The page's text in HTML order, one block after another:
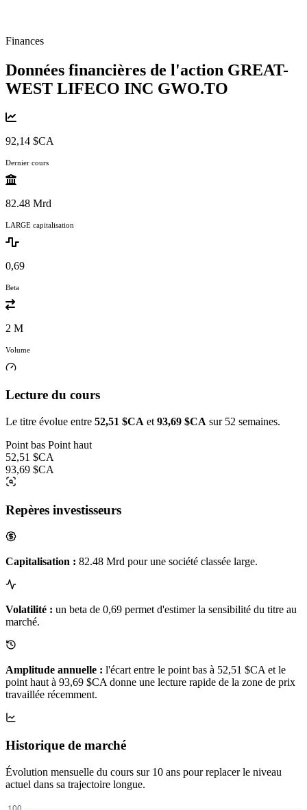
Finances
Données financières de l'action GREAT-
WEST LIFECO INC GWO.TO
92,14 $CA
Dernier cours
82.48 Mrd
LARGE capitalisation
0,69
Beta
2 M
Volume
Lecture du cours
Le titre évolue entre 52,51 $CA et 93,69 $CA sur 52 semaines.
Point bas Point haut
52,51 $CA
93,69 $CA
Repères investisseurs
Capitalisation : 82.48 Mrd pour une société classée large.
Volatilité : un beta de 0,69 permet d'estimer la sensibilité du titre au
marché.
Amplitude annuelle : l'écart entre le point bas à 52,51 $CA et le
point haut à 93,69 $CA donne une lecture rapide de la zone de prix
travaillée récemment.
Historique de marché
Évolution mensuelle du cours sur 10 ans pour replacer le niveau
actuel dans sa trajectoire longue.